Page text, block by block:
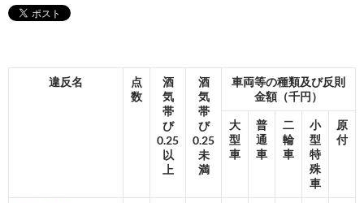
違反名
点
数
酒
気
帯
び
0.25
以
上
酒
気
帯
び
0.25
未
満
車両等の種類及び反則
金額（千円）
大
型
車
普
通
車
二
輪
車
小
型
特
殊
車
原
付